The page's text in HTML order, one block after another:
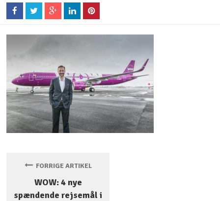
FORRIGE ARTIKEL
WOW: 4 nye
spændende rejsemål i